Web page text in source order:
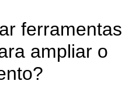
ferramentas
ampliar o